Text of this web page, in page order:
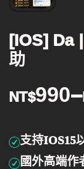
[IOS] Da
助
–
NT$990
支持IOS15
國外高端作